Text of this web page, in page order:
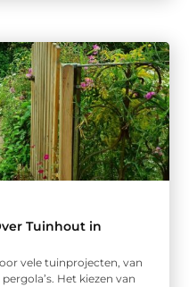
Tuinhout in
vele tuinprojecten, van
Het kiezen van